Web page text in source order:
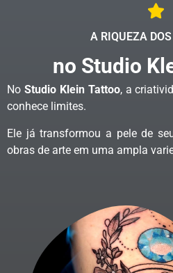
A RIQUEZA
no Studio
No Studio Klein Tattoo, a
conhece limites.
Ele já transformou a pele de
obras de arte em uma ampla